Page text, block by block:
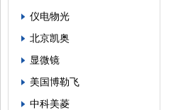
仪电物光
北京凯奥
显微镜
美国博勒飞
中科美菱